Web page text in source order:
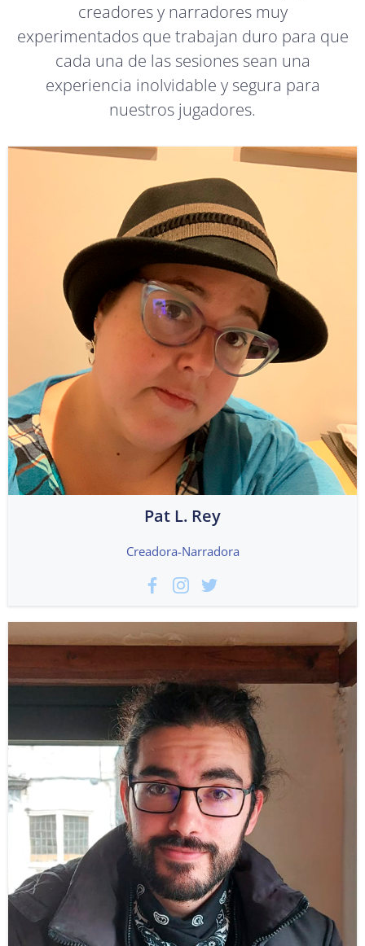
creadores y narradores muy
experimentados que trabajan duro para que
cada una de las sesiones sean una
experiencia inolvidable y segura para
nuestros jugadores.
Pat L. Rey
Creadora-Narradora